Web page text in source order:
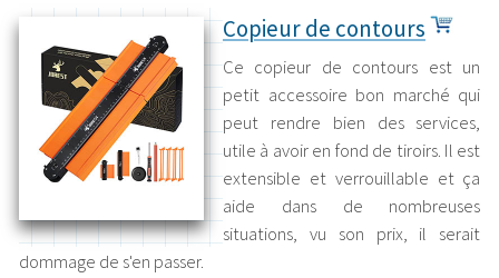
Copieur de contours
Ce copieur de contours est un
petit accessoire bon marché qui
peut rendre bien des services,
utile à avoir en fond de tiroirs. Il est
extensible et verrouillable et ça
aide dans de nombreuses
situations, vu son prix, il serait
dommage de s'en passer.